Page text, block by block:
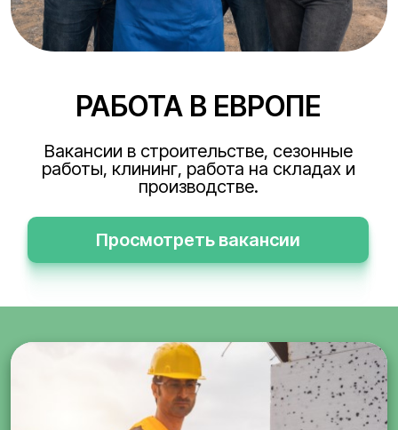
РАБОТА В ЕВРОПЕ
Вакансии в строительстве, сезонные
работы, клининг, работа на складах и
производстве.
Просмотреть вакансии